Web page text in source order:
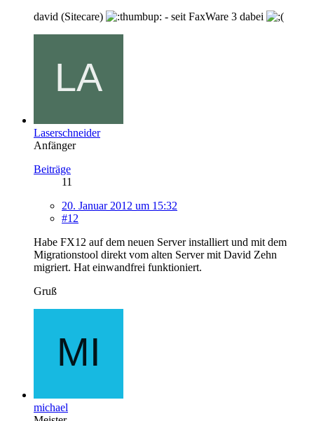
david (Sitecare)
- seit FaxWare 3 dabei
Laserschneider
Anfänger
Beiträge
11
20. Januar 2012 um 15:32
#12
Habe FX12 auf dem neuen Server installiert und mit dem
Migrationstool direkt vom alten Server mit David Zehn
migriert. Hat einwandfrei funktioniert.
Gruß
michael